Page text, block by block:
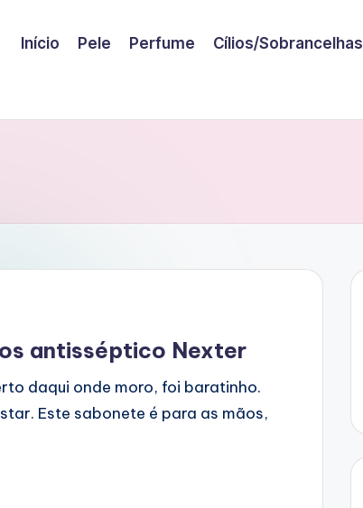
Início Pele Perfume Cílios/Sobrancelhas
antisséptico Nexter
daqui onde moro, foi baratinho.
Este sabonete é para as mãos,